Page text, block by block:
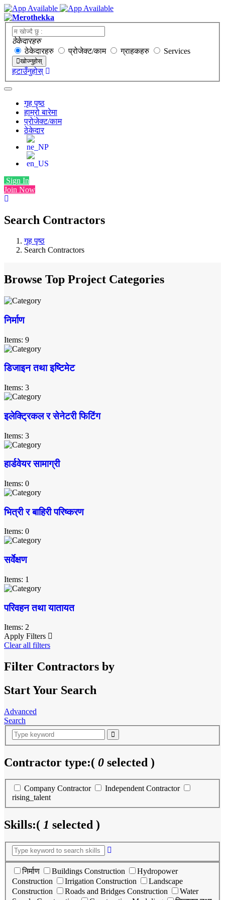
ठेकेदारहरु
ठेकेदारहरु
प्रोजेक्ट/काम ग्राहकहरु Services
खोज्नुहोस्
हटाउँनुहोस्
गृह पृष्ठ
हाम्रो बारेमा
प्रोजेक्ट/काम
ठेकेदार
Sign In
Join Now
Search Contractors
गृह पृष्ठ
Search Contractors
Browse Top Project Categories
निर्माण
Items: 9
डिजाइन तथा इष्टिमेट
Items: 3
इलेक्ट्रिकल र सेनेटरी फिटिंग
Items: 3
हार्डवेयर सामाग्री
Items: 0
भित्री र बाहिरी परिष्करण
Items: 0
सर्वेक्षण
Items: 1
परिवहन तथा यातायत
Items: 2
Apply Filters
Clear all filters
Filter Contractors by
Start Your Search
Advanced
Search
Contractor type:( 0 selected )
Company Contractor
Independent Contractor
rising_talent
Skills:( 1 selected )
निर्माण Buildings Construction
Hydropower
Construction
Irrigation Construction
Landscape
Construction
Roads and Bridges Construction
Water